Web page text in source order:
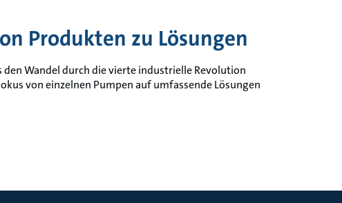
Produkten zu Lösungen
Wandel durch die vierte industrielle Revolution
von einzelnen Pumpen auf umfassende Lösungen